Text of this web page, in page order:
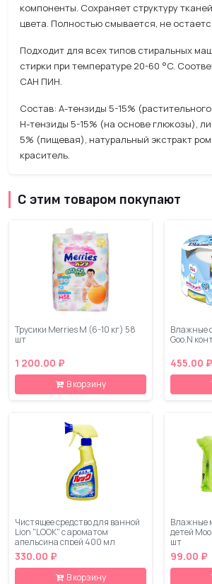
компоненты. Сохраняет структуру
цвета. Полностью смывается, не
Подходит для всех типов стиральных
стирки при температуре 20-60 °C.
САН ПИН.
Состав: А-тензиды 5-15%
Н-тензиды 5-15% (на основе глюкозы),
5% (пищевая), натуральный экстракт
краситель.
С этим товаром покупают
Трусики Merries M (6-10 кг) 58
шт
1 200.00 ₽
В корзину
Влажные
Goo.N
455.00 ₽
Чистящее средство для ванной
Lion "LOOK" с ароматом
апельсина спрей 400 мл
330.00 ₽
В корзину
Влажные
детей
шт
99.00 ₽